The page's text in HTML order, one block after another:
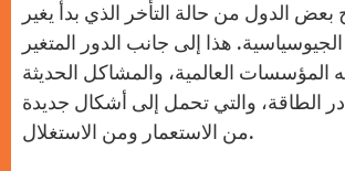
بعض الدول من حالة التأخر الذي بدأ يغير
هذا إلى جانب الدور المتغير
المؤسسات العالمية، والمشاكل الحديثة
الطاقة، والتي تحمل إلى أشكال جديدة
من الاستعمار ومن الاستغلال.